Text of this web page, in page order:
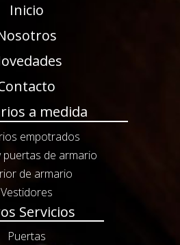
Inicio
a medida
empotrados
puertas de armario
de armario
Vestidores
Servicios
Puertas